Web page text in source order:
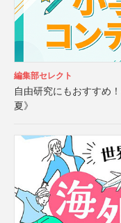
編集部セレクト
自由研究にもおすすめ
夏》